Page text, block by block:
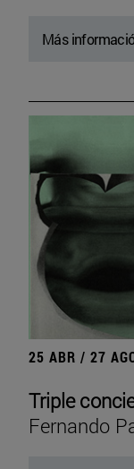
Más
25 ABR / 27
Triple
Fernando